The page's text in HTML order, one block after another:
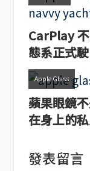
CarPlay
態系正式
Apple Glass
蘋果眼鏡
在身上的
發表留言